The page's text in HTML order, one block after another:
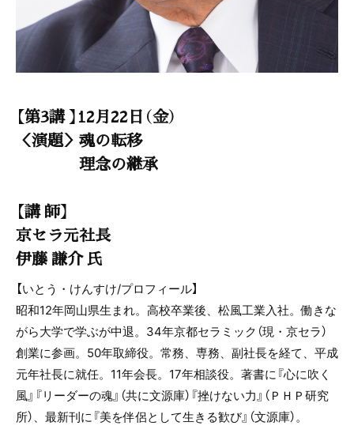
【第3講 】12月22日（金）
＜演題＞魂の転移
理念の継承
【講 師】
京セラ元社長
伊藤 謙介 氏
【いとう・けんすけ/プロフィール】
昭和12年岡山県生まれ。高校卒業後、松風工業入社。働きな
がら大学で学ぶが中退。34年京都セラミック（現・京セラ）
創業に参画。50年取締役。常務、専務、副社長を経て、平成
元年社長に就任。11年会長。17年相談役。著書に『心に吹く
風』『リーダーの魂』（共に文源庫）『挫けない力』（ＰＨＰ研究
所）、最新刊に『美を伴侶として生きる歓び』（文源庫）。